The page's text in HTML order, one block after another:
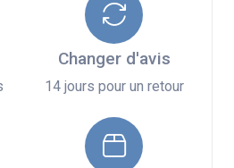
Changer d'avis
14 jours pour un retour